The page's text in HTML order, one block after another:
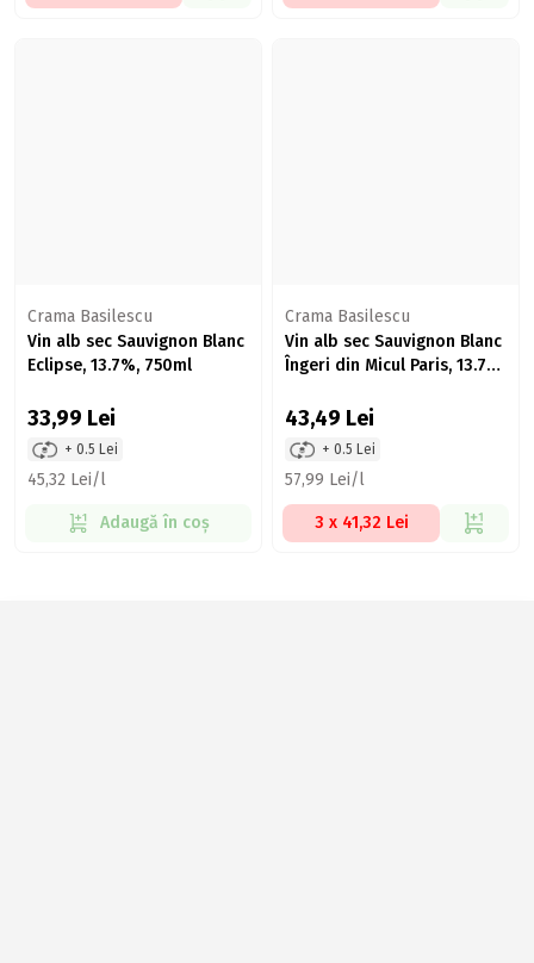
Crama Basilescu
Vin alb sec Sauvignon Blanc
Eclipse, 13.7%, 750ml
33,99 Lei
+ 0.5 Lei
45,32 Lei/l
Adaugă în coș
Crama Basilescu
Vin alb sec Sauvignon Blanc
Îngeri din Micul Paris, 13.7%,
43,49 Lei
+ 0.5 Lei
57,99 Lei/l
3 x 41,32 Lei